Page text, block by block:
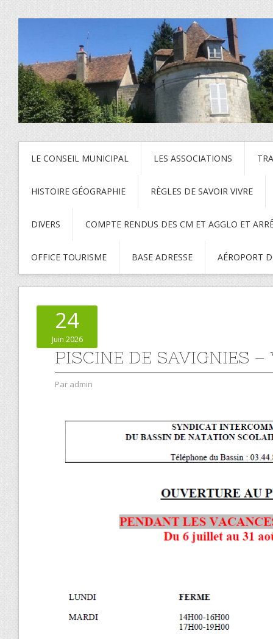
LE CONSEIL MUNICIPAL LES ASSOCIATIONS
HISTOIRE GÉOGRAPHIE RÈGLES DE SAVOIR VIVRE
DIVERS COMPTE RENDUS DES CM ET AGGLO ET
OFFICE TOURISME BASE ADRESSE AÉROPORT
24
Juin 2026
PISCINE DE SAVIGNIES –
Par admin